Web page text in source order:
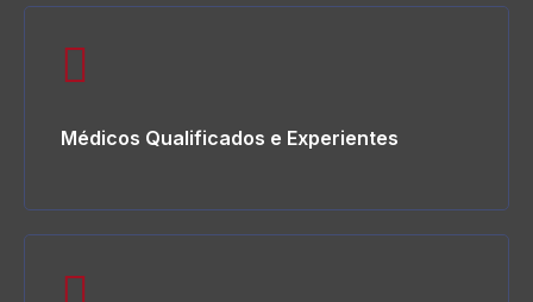
Médicos Qualificados e Experientes